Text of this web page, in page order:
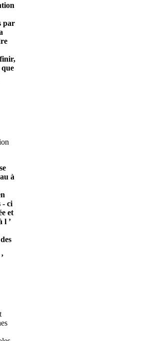
par
que
à
ci
et
l ’